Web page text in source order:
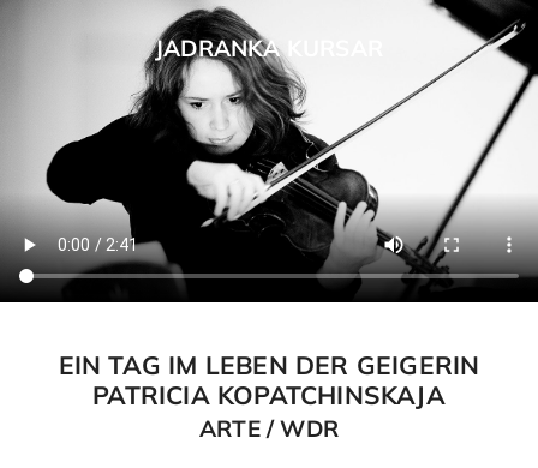
JADRANKA KURSAR
EIN TAG IM LEBEN DER GEIGERIN
PATRICIA KOPATCHINSKAJA
ARTE / WDR